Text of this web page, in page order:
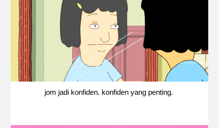
jom jadi konfiden. konfiden yang penting.